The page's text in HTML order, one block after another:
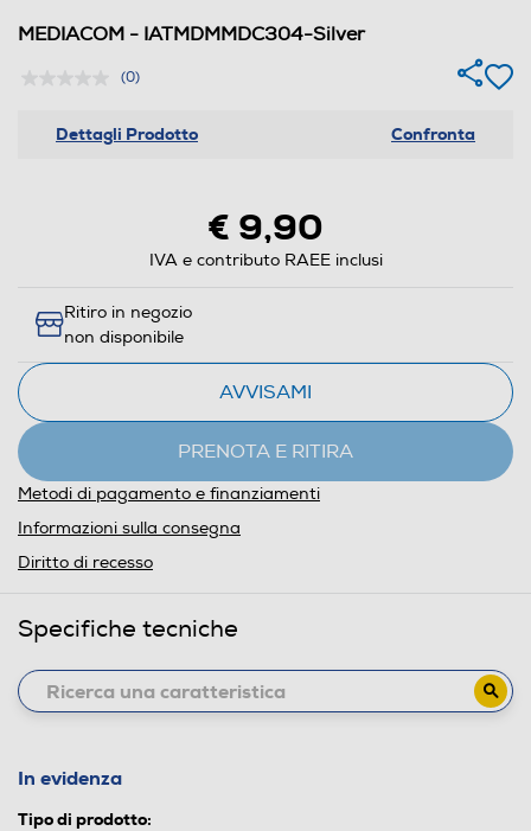
MEDIACOM - IATMDMMDC304-Silver
(0)
Dettagli Prodotto Confronta
€ 9,90
IVA e contributo RAEE inclusi
Ritiro in negozio
non disponibile
AVVISAMI
PRENOTA E RITIRA
Metodi di pagamento e finanziamenti
Informazioni sulla consegna
Diritto di recesso
Specifiche tecniche
In evidenza
Tipo di prodotto: